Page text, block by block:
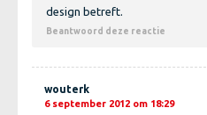
design betreft.
Beantwoord deze reactie
wouterk
6 september 2012 om 18:29